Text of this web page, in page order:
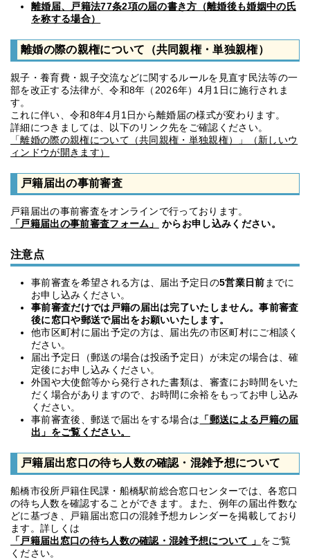
離婚届、戸籍法77条2項の届の書き方（離婚後も婚姻中の氏
を称する場合）
離婚の際の親権について（共同親権・単独親権）
親子・養育費・親子交流などに関するルールを見直す民法等の一
部を改正する法律が、令和8年（2026年）4月1日に施行されま
す。
これに伴い、令和8年4月1日から離婚届の様式が変わります。
詳細につきましては、以下のリンク先をご確認ください。
「離婚の際の親権について（共同親権・単独親権）」（新しいウ
ィンドウが開きます）
戸籍届出の事前審査
戸籍届出の事前審査をオンラインで行っております。
「戸籍届出の事前審査フォーム」
からお申し込みください。
注意点
事前審査を希望される方は、届出予定日の5営業日前 までに
お申し込みください。
事前審査だけでは戸籍の届出は完了いたしません。事前審査
後に窓口や郵送で届出をお願いいたします。
他市区町村に届出予定の方は、届出先の市区町村にご相談く
ださい。
届出予定日（郵送の場合は投函予定日）が未定の場合は、確
定後にお申し込みください。
外国や大使館等から発行された書類は、審査にお時間をいた
だく場合がありますので、お時間に余裕をもってお申し込み
ください。
事前審査後、郵送で届出をする場合は 「郵送による戸籍の届
出」をご覧ください。
戸籍届出窓口の待ち人数の確認・混雑予想について
船橋市役所戸籍住民課・船橋駅前総合窓口センターでは、各窓口
の待ち人数を確認することができます。また、例年の届出件数な
どに基づき、戸籍届出窓口の混雑予想カレンダーを掲載しており
ます。詳しくは
「戸籍届出窓口の待ち人数の確認・混雑予想について 」 をご覧
ください。